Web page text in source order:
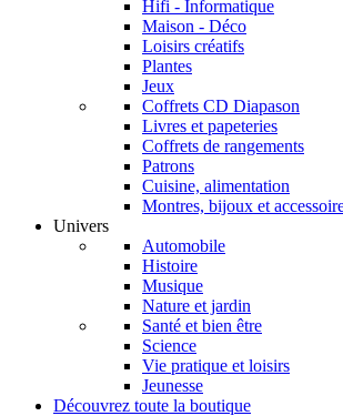
Hifi - Informatique
Maison - Déco
Loisirs créatifs
Plantes
Jeux
Coffrets CD Diapason
Livres et papeteries
Coffrets de rangements
Patrons
Cuisine, alimentation
Montres, bijoux et
Univers
Automobile
Histoire
Musique
Nature et jardin
Santé et bien être
Science
Vie pratique et loisirs
Jeunesse
Découvrez toute la boutique